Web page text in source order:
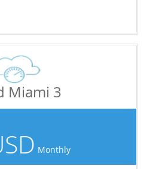
Miami 3
Monthly